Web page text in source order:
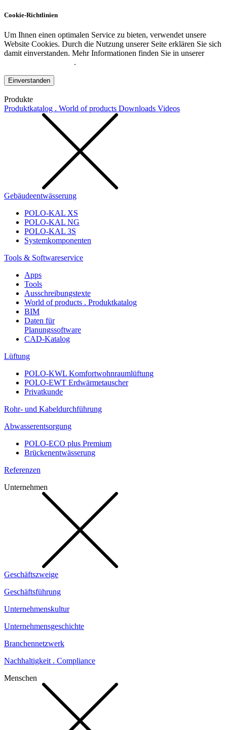
Cookie-Richtlinien
Um Ihnen einen optimalen Service zu bieten, verwendet unsere
Website Cookies. Durch die Nutzung unserer Seite erklären Sie sich
damit einverstanden. Mehr Informationen finden Sie in unserer
.
Einverstanden
Produkte
Produktkatalog . World of products Downloads Videos
Gebäudeentwässerung
POLO-KAL XS
POLO-KAL NG
POLO-KAL 3S
Systemkomponenten
Tools & Softwareservice
Apps
Tools
Ausschreibungstexte
World of products . Produktkatalog
BIM
Daten für
Planungssoftware
CAD-Katalog
Lüftung
POLO-KWL Komfortwohnraumlüftung
POLO-EWT Erdwärmetauscher
Privatkunde
Rohr- und Kabeldurchführung
Abwasserentsorgung
POLO-ECO plus Premium
Brückenentwässerung
Referenzen
Unternehmen
Geschäftszweige
Geschäftsführung
Unternehmenskultur
Unternehmensgeschichte
Branchennetzwerk
Nachhaltigkeit . Compliance
Menschen